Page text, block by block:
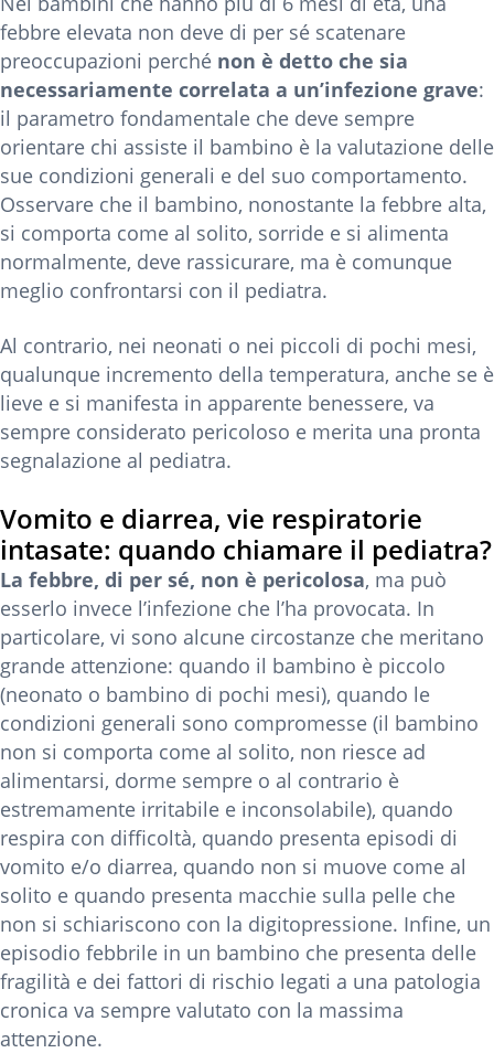
febbre elevata non deve di per sé scatenare
preoccupazioni perché non è detto che sia
necessariamente correlata a un’infezione grave:
il parametro fondamentale che deve sempre
orientare chi assiste il bambino è la valutazione delle
sue condizioni generali e del suo comportamento.
Osservare che il bambino, nonostante la febbre alta,
si comporta come al solito, sorride e si alimenta
normalmente, deve rassicurare, ma è comunque
meglio confrontarsi con il pediatra.
Al contrario, nei neonati o nei piccoli di pochi mesi,
qualunque incremento della temperatura, anche se è
lieve e si manifesta in apparente benessere, va
sempre considerato pericoloso e merita una pronta
segnalazione al pediatra.
Vomito e diarrea, vie respiratorie
intasate: quando chiamare il pediatra?
La febbre, di per sé, non è pericolosa, ma può
esserlo invece l’infezione che l’ha provocata. In
particolare, vi sono alcune circostanze che meritano
grande attenzione: quando il bambino è piccolo
(neonato o bambino di pochi mesi), quando le
condizioni generali sono compromesse (il bambino
non si comporta come al solito, non riesce ad
alimentarsi, dorme sempre o al contrario è
estremamente irritabile e inconsolabile), quando
respira con difficoltà, quando presenta episodi di
vomito e/o diarrea, quando non si muove come al
solito e quando presenta macchie sulla pelle che
non si schiariscono con la digitopressione. Infine, un
episodio febbrile in un bambino che presenta delle
fragilità e dei fattori di rischio legati a una patologia
cronica va sempre valutato con la massima
attenzione.